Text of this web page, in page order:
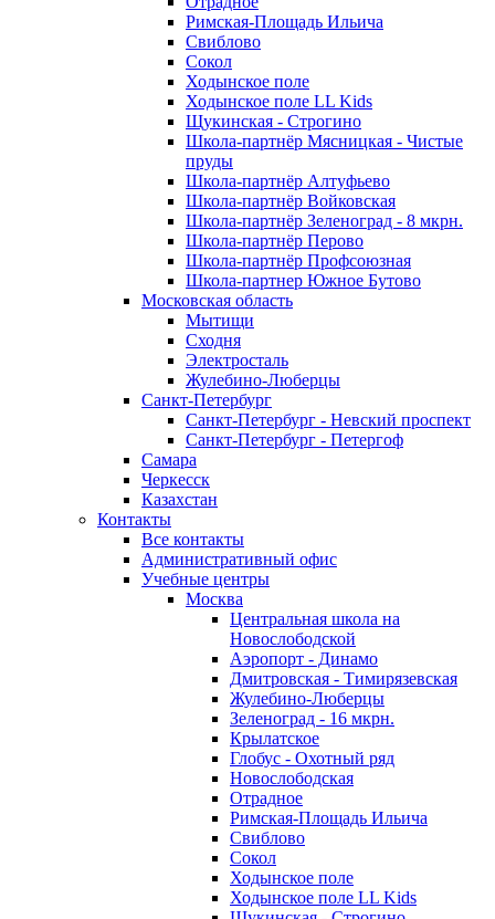
Римская-Площадь Ильича
Свиблово
Сокол
Ходынское поле
Ходынское поле LL Kids
Щукинская - Строгино
Школа-партнёр Мясницкая - Чистые
пруды
Школа-партнёр Алтуфьево
Школа-партнёр Войковская
Школа-партнёр Зеленоград - 8 мкрн.
Школа-партнёр Перово
Школа-партнёр Профсоюзная
Школа-партнер Южное Бутово
Московская область
Мытищи
Сходня
Электросталь
Жулебино-Люберцы
Санкт-Петербург
Санкт-Петербург - Невский проспект
Санкт-Петербург - Петергоф
Самара
Черкесск
Казахстан
Контакты
Все контакты
Административный офис
Учебные центры
Москва
Центральная школа на
Новослободской
Аэропорт - Динамо
Дмитровская - Тимирязевская
Жулебино-Люберцы
Зеленоград - 16 мкрн.
Крылатское
Глобус - Охотный ряд
Новослободская
Отрадное
Римская-Площадь Ильича
Свиблово
Сокол
Ходынское поле
Ходынское поле LL Kids